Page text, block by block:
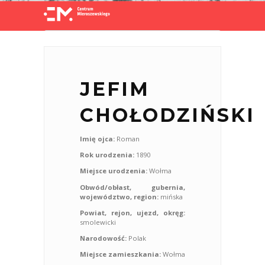
JEFIM
CHOŁODZIŃSKI
Imię ojca: Roman
Rok urodzenia: 1890
Miejsce urodzenia: Wołma
Obwód/obłast, gubernia,
województwo, region: mińska
Powiat, rejon, ujezd, okręg:
smolewicki
Narodowość: Polak
Miejsce zamieszkania: Wołma